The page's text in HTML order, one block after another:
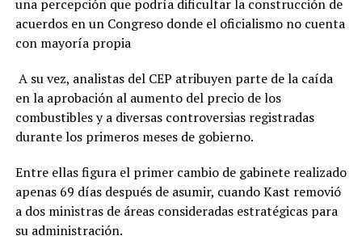
una percepción que podría dificultar la construcción de
acuerdos en un Congreso donde el oficialismo no cuenta
con mayoría propia
A su vez, analistas del CEP atribuyen parte de la caída
en la aprobación al aumento del precio de los
combustibles y a diversas controversias registradas
durante los primeros meses de gobierno.
Entre ellas figura el primer cambio de gabinete realizado
apenas 69 días después de asumir, cuando Kast removió
a dos ministras de áreas consideradas estratégicas para
su administración.